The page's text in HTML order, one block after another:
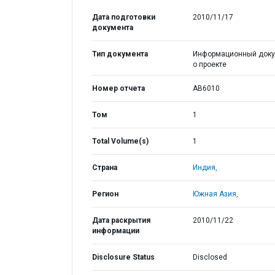
Дата подготовки
документа
2010/11/17
Тип документа
Информационный
о проекте
Номер отчета AB6010
Том 1
Total Volume(s) 1
Страна Индия,
Регион Южная Азия,
Дата раскрытия
информации
2010/11/22
Disclosure Status Disclosed